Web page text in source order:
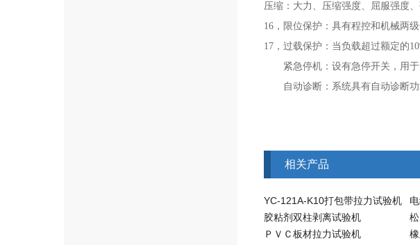
压缩：大力、压缩强度、屈服强度
16，限位保护：具有程控和机械两级
17，过载保护：当负载超过额定的
紧急停机：设有急停开关，用于
自动诊断：系统具有自动诊断功
相关产品
YC-121A-K10打包带拉力试验机
胶粘剂双柱剥离试验机
ＰＶＣ板材拉力试验机